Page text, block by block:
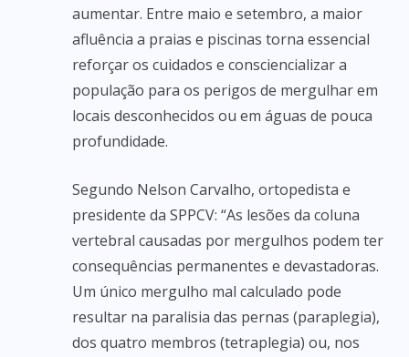
aumentar. Entre maio e setembro, a maior
afluência a praias e piscinas torna essencial
reforçar os cuidados e consciencializar a
população para os perigos de mergulhar em
locais desconhecidos ou em águas de pouca
profundidade.
Segundo Nelson Carvalho, ortopedista e
presidente da SPPCV: “As lesões da coluna
vertebral causadas por mergulhos podem ter
consequências permanentes e devastadoras.
Um único mergulho mal calculado pode
resultar na paralisia das pernas (paraplegia),
dos quatro membros (tetraplegia) ou, nos